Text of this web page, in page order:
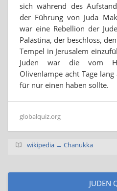
sich während des
der Führung von Juda
war eine Rebellion der
Palästina, der beschloss,
Tempel in Jerusalem
Juden war die vom
Olivenlampe acht Tage
für nur einen haben sollte.
globalquiz.org
wikipedia → Chanukka
JUDEN